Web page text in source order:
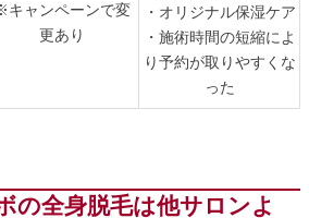
キャンペーンで変
更あり
・オリジナル保湿ケア
・施術時間の短縮によ
り予約が取りやすくな
った
の全身脱毛は他サロンよ